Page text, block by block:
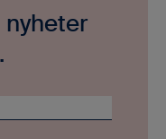
nyheter